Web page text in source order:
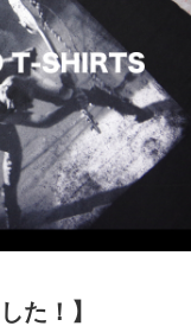
た！】